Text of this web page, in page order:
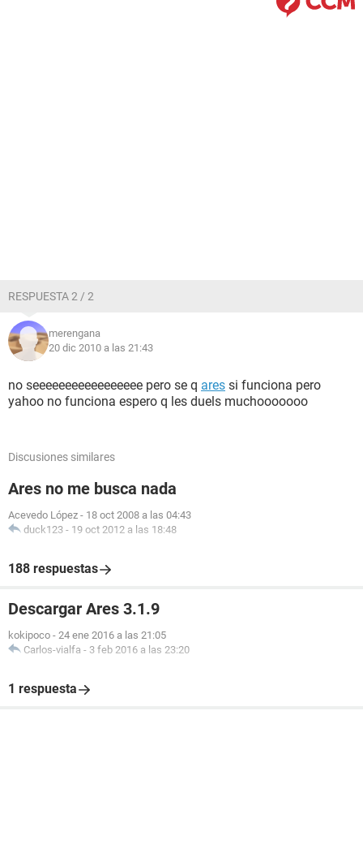
RESPUESTA 2 / 2
merengana
20 dic 2010 a las 21:43
no seeeeeeeeeeeeeeeee pero se q ares si funciona pero
yahoo no funciona espero q les duels muchooooooo
Discusiones similares
Ares no me busca nada
Acevedo López - 18 oct 2008 a las 04:43
duck123 - 19 oct 2012 a las 18:48
188 respuestas
Descargar Ares 3.1.9
kokipoco - 24 ene 2016 a las 21:05
Carlos-vialfa - 3 feb 2016 a las 23:20
1 respuesta